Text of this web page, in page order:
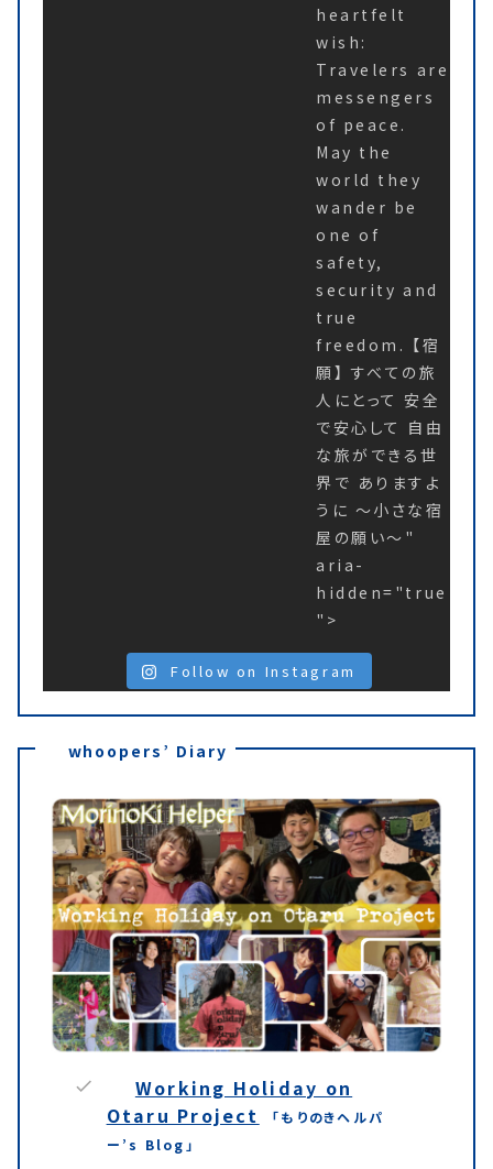
heartfelt
wish:
Travelers are
messengers
of peace.
May the
world they
wander be
one of
safety,
security and
true
freedom. 【宿
願】 すべての旅
人にとって 安全
で安心して 自由
な旅ができる世
界で ありますよ
うに 〜小さな宿
屋の願い〜"
aria-
hidden="true
">
Follow on Instagram
whoopers’ Diary
Working Holiday on
Otaru Project
「もりのきヘルパ
ー’s Blog」